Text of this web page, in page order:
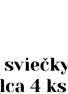
4 ks